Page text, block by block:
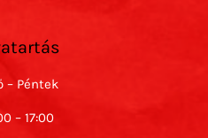
– Péntek
– 17:00